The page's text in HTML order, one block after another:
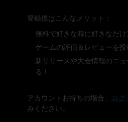
登録後はこんなメリット：
無料で好きな時に好きなだけ
ゲームの評価＆レビューを投
新リリースや大会情報のニ
る！
アカウントお持ちの場合、 ログ
みください。